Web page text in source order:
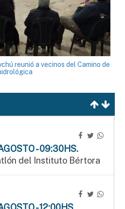
reunió a vecinos del Camino de
- 09:30HS.
del Instituto Bértora